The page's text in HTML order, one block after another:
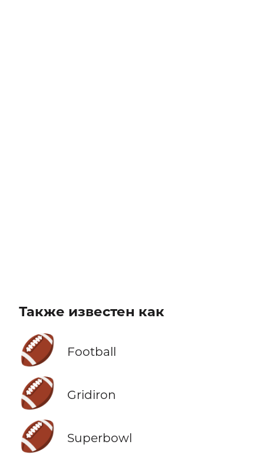
Также известен как
🏈 Football
🏈 Gridiron
🏈 Superbowl